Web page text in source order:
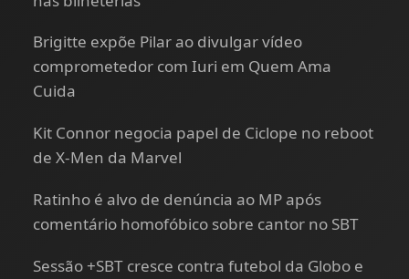
Brigitte expõe Pilar ao divulgar vídeo
comprometedor com Iuri em Quem Ama
Cuida
Kit Connor negocia papel de Ciclope no reboot
de X-Men da Marvel
Ratinho é alvo de denúncia ao MP após
comentário homofóbico sobre cantor no SBT
Sessão +SBT cresce contra futebol da Globo e